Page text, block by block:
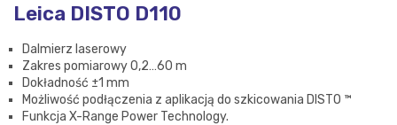
Leica DISTO D110
Dalmierz laserowy
Zakres pomiarowy 0,2…60 m
Dokładność ±1 mm
Możliwość podłączenia z aplikacją do szkicowania DISTO ™
Funkcja X-Range Power Technology.